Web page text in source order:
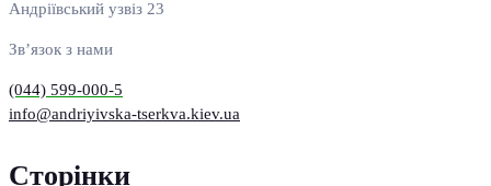
Андріївський узвіз 23
Зв’язок з нами
(044) 599-000-5
info@andriyivska-tserkva.kiev.ua
Сторінки